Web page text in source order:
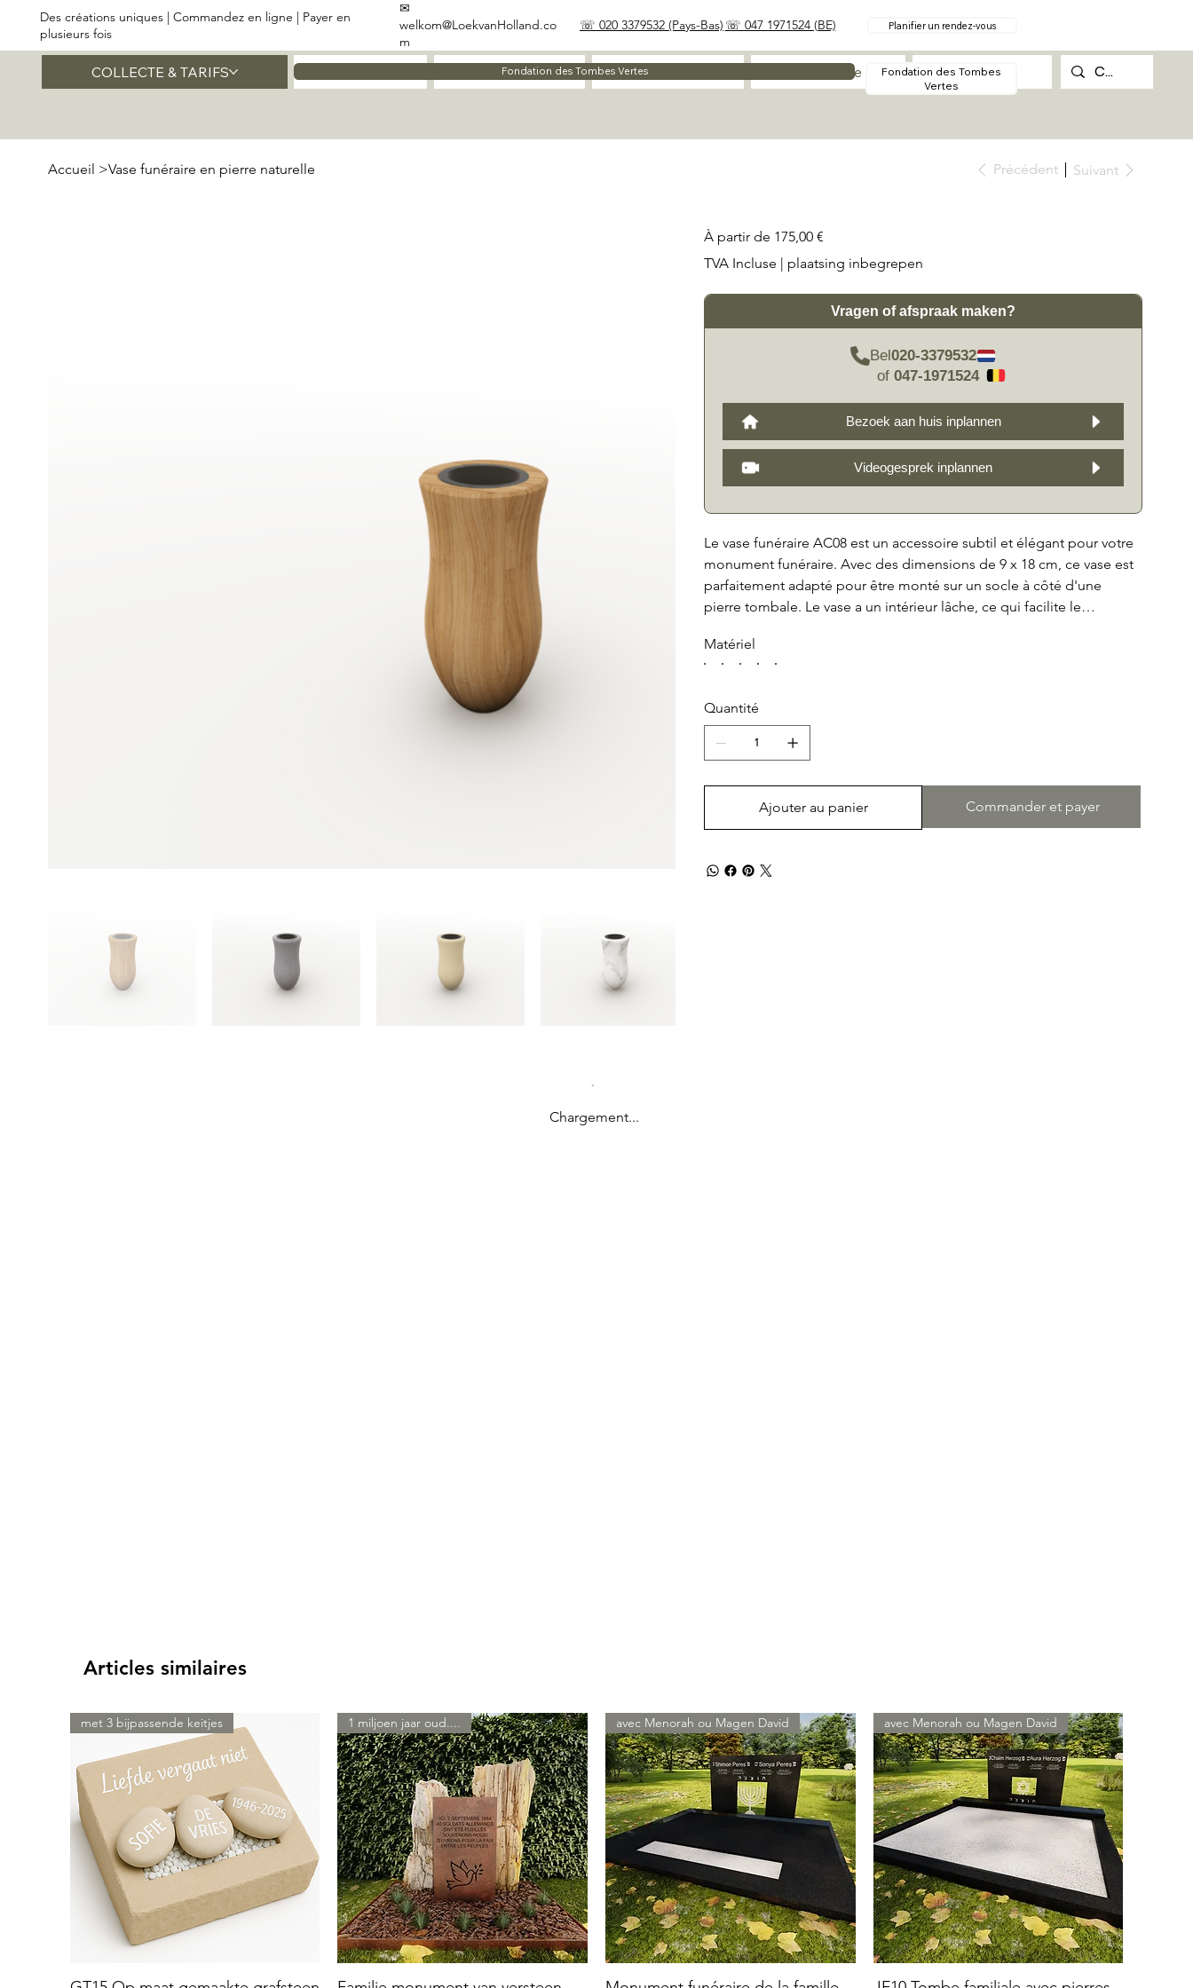
COLLECTE & TARIFS À propos Matériaux Procédure Contact
Fondation des Tombes Vertes
Fondation des Tombes
Vertes
Des créations uniques | Commandez en ligne | Payer en
plusieurs fois
☏ 020 3379532 (Pays-Bas) ☏ 047 1971524 (BE) Planifier un rendez-vous
✉
welkom@LoekvanHolland.co
m
Accueil >Vase funéraire en pierre naturelle Précédent Suivant
À partir de Prix
175,00 €
TVA Incluse | plaatsing inbegrepen
Vragen of afspraak maken?
Bel020-3379532
of 047-1971524
Bezoek aan huis inplannen
Videogesprek inplannen
Le vase funéraire AC08 est un accessoire subtil et élégant pour votre
monument funéraire. Avec des dimensions de 9 x 18 cm, ce vase est
parfaitement adapté pour être monté sur un socle à côté d'une
pierre tombale. Le vase a un intérieur lâche, ce qui facilite le
nos couleurs de pierre naturelle, afin qu'il s'adapte parfaitement à
votre monument funéraire et forme un bel ensemble. Avec ce
et élégant à la pierre tombale de votre bien-aimé.
Matériel
Quantité
Ajouter au panier Commander et payer
Chargement...
Articles similaires
met 3 bijpassende keitjes 1 miljoen jaar oud.... avec Menorah ou Magen David avec Menorah ou Magen David